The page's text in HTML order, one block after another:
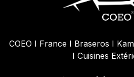
COEO I France I Braseros I
I Cuisines